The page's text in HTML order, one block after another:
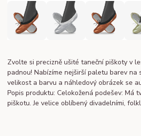
Zvolte si precizně ušité taneční piškoty v
padnou! Nabízíme nejširší paletu barev na
velikost a barvu a náhledový obrázek se
Popis produktu: Celokožená podešev: Má
piškotu. Je velice oblíbený divadelními,